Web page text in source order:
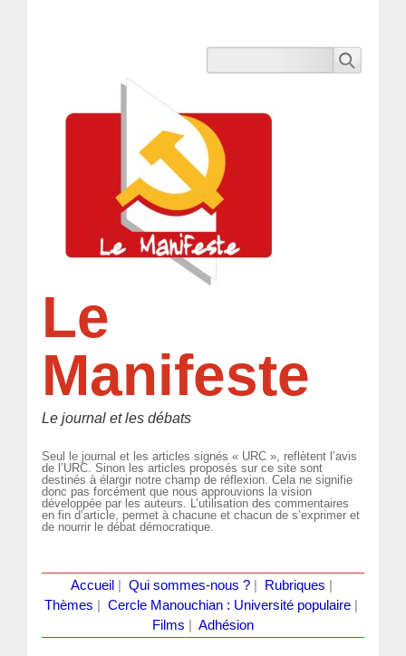
Le
Manifeste
Le journal et les débats
Seul le journal et les articles signés « URC », reflètent l’avis
de l’URC. Sinon les articles proposés sur ce site sont
destinés à élargir notre champ de réflexion. Cela ne signifie
donc pas forcément que nous approuvions la vision
développée par les auteurs. L’utilisation des commentaires
en fin d’article, permet à chacune et chacun de s’exprimer et
de nourrir le débat démocratique.
Accueil Qui sommes-nous ?| Rubriques
Thèmes
Cercle Manouchian : Université populaire
Films
Adhésion